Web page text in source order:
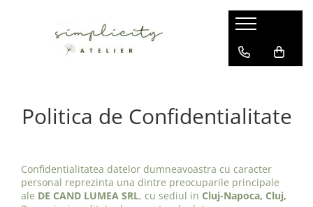
Articole Copii
Paturi Matlasate
Gentute Crosetate
Ateliere si Cursuri
Articole Femei
Articole Casa
Politica de Confidentialitate
Confidentialitatea datelor dumneavoastra cu caracter
personal reprezinta una dintre preocuparile principale
ale DE CAND LUMEA SRL, cu sediul in Cluj-Napoca, Cluj,